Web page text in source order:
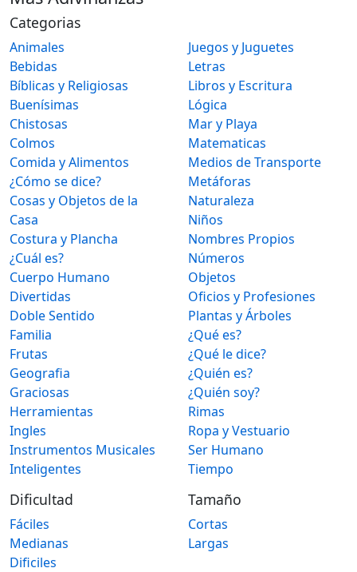
Categorias
Animales
Bebidas
Bíblicas y Religiosas
Buenísimas
Chistosas
Colmos
Comida y Alimentos
¿Cómo se dice?
Cosas y Objetos de la
Casa
Costura y Plancha
¿Cuál es?
Cuerpo Humano
Divertidas
Doble Sentido
Familia
Frutas
Geografia
Graciosas
Herramientas
Ingles
Instrumentos Musicales
Inteligentes
Juegos y Juguetes
Letras
Libros y Escritura
Lógica
Mar y Playa
Matematicas
Medios de Transporte
Metáforas
Naturaleza
Niños
Nombres Propios
Números
Objetos
Oficios y Profesiones
Plantas y Árboles
¿Qué es?
¿Qué le dice?
¿Quién es?
¿Quién soy?
Rimas
Ropa y Vestuario
Ser Humano
Tiempo
Dificultad
Fáciles
Medianas
Dificiles
Tamaño
Cortas
Largas